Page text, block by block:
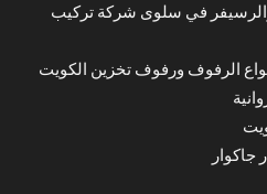
في سلوى شركة تركيب
الرفوف ورفوف تخزين الكويت
جاكوار